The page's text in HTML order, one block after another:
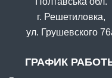
г. Решетиловка,
ул. Грушевского
ГРАФИК